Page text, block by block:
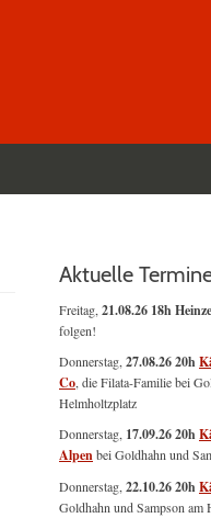
Aktuelle
Freitag, 21.08.26 18h
folgen!
Donnerstag, 27.08.26 20h
Co , die Filata-Familie bei
Helmholtzplatz
Donnerstag, 17.09.26 20h
Alpenbei Goldhahn und
Donnerstag, 22.10.26 20h
Goldhahn und Sampson am